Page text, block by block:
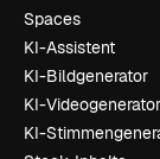
Spaces
KI-Assistent
KI-Bildgenerator
KI-Videogenerator
KI-